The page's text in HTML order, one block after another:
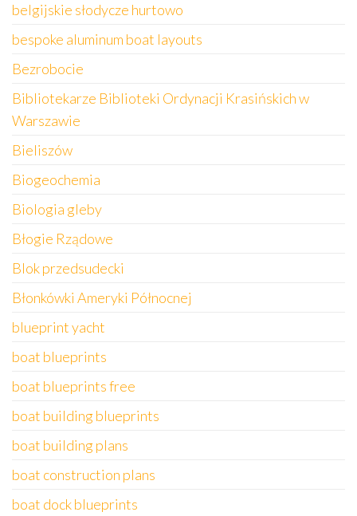
belgijskie słodycze hurtowo
bespoke aluminum boat layouts
Bezrobocie
Bibliotekarze Biblioteki Ordynacji Krasińskich w
Warszawie
Bieliszów
Biogeochemia
Biologia gleby
Błogie Rządowe
Blok przedsudecki
Błonkówki Ameryki Północnej
blueprint yacht
boat blueprints
boat blueprints free
boat building blueprints
boat building plans
boat construction plans
boat dock blueprints